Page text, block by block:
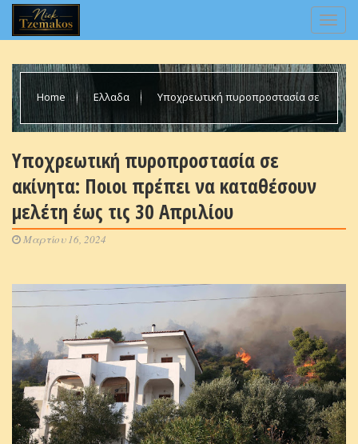
Home Ελλαδα Υποχρεωτική πυροπροστασία σε
Απριλίου
Υποχρεωτική πυροπροστασία σε
ακίνητα: Ποιοι πρέπει να καταθέσουν
μελέτη έως τις 30 Απριλίου
Μαρτίου 16, 2024